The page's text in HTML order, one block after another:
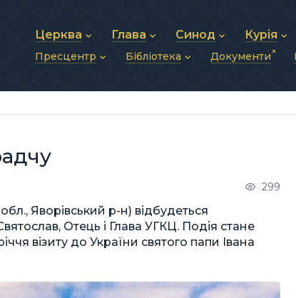
Церква
Про УГКЦ
Структура УГКЦ
Глава
Блаженніший Святослав
Фотографії
Синод
Синод Єпископів
Митрополичі Синоди
Курія
Зв’язки та
Пресцентр
Публікації
Фото та відео
Бібліотека
Молитви
Документи
299
Яворівський р-н) відбудеться
Отець і Глава УГКЦ. Подія стане
візиту до України святого папи Івана